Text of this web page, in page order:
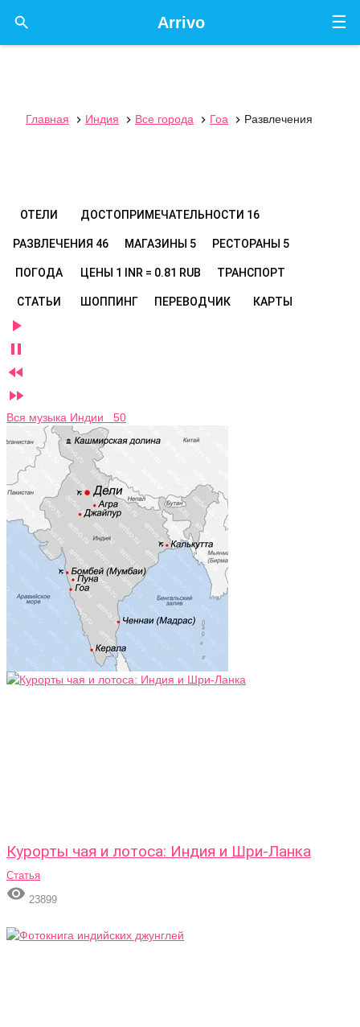
☰
Arrivo

Главная  Индия  Все города  Гоа  Развлечения
ОТЕЛИ ДОСТОПРИМЕЧАТЕЛЬНОСТИ 16
РАЗВЛЕЧЕНИЯ 46 МАГАЗИНЫ 5 РЕСТОРАНЫ 5
ПОГОДА ЦЕНЫ 1 INR = 0.81 RUB ТРАНСПОРТ
СТАТЬИ ШОППИНГ ПЕРЕВОДЧИК КАРТЫ




Вся музыка Индии 50
Курорты чая и лотоса: Индия и Шри-Ланка
Статья
 23899